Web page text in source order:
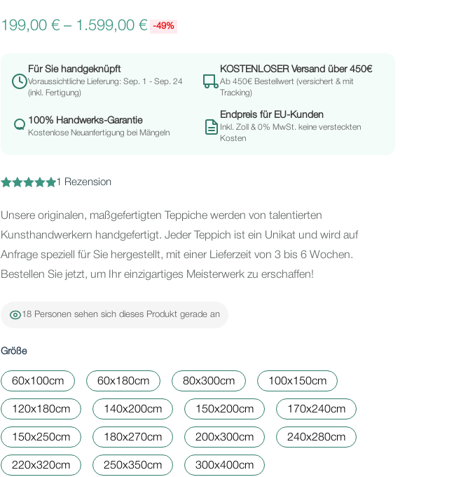
199,00 € – 1.599,00 € -49%
Für Sie handgeknüpft
Voraussichtliche Lieferung: Sep. 1 - Sep. 24
(inkl. Fertigung)
KOSTENLOSER Versand über 450€
Ab 450€ Bestellwert (versichert & mit
Tracking)
100% Handwerks-Garantie
Kostenlose Neuanfertigung bei Mängeln
Endpreis für EU-Kunden
Inkl. Zoll & 0% MwSt. keine versteckten
Kosten
mit5.00 von
5,
basierend
Kundenbewertung
1 Rezension
Unsere originalen, maßgefertigten Teppiche werden von talentierten
Kunsthandwerkern handgefertigt. Jeder Teppich ist ein Unikat und wird auf
Anfrage speziell für Sie hergestellt, mit einer Lieferzeit von 3 bis 6 Wochen.
Bestellen Sie jetzt, um Ihr einzigartiges Meisterwerk zu erschaffen!
18 Personen sehen sich dieses Produkt gerade an
Größe
60x100cm 60x180cm 80x300cm 100x150cm
120x180cm 140x200cm 150x200cm 170x240cm
150x250cm 180x270cm 200x300cm 240x280cm
220x320cm 250x350cm 300x400cm